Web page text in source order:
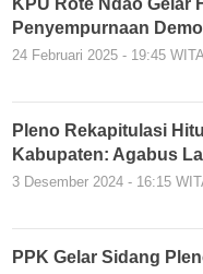
Penyempurnaan
24 Februari 2025 - 19:45 WITA
Pleno Rekapitulasi
Kabupaten: Agabus
3 Desember 2024 - 16:15
PPK Gelar Sidang